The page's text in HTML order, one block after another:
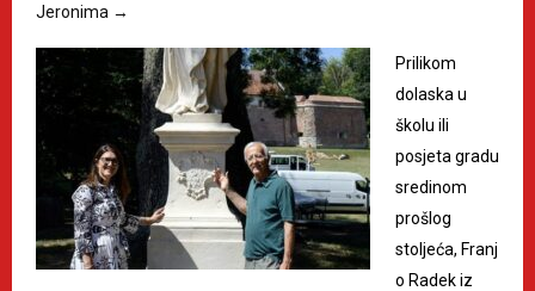
Jeronima →
Prilikom
dolaska u
školu ili
posjeta gradu
sredinom
prošlog
stoljeća, Franj
o Radek iz